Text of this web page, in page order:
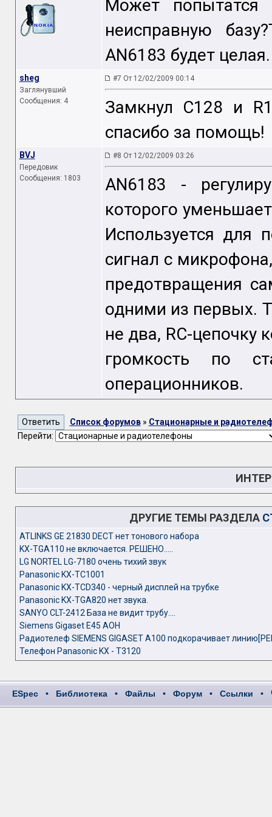
Может попытатся
неисправную
AN6183 будет целая.
sheg
Заглянувший
Сообщения: 4
#7 От 12/02/2009 00:14
Замкнул C128 и
спасибо за помощь!
BVJ
Передовик
Сообщения: 1803
#8 От 12/02/2009 03:26
AN6183 -
которого
Используется для
сигнал с
предотвращения
одними из первых.
не два, RC-цепочку
громкость по
операционников.
Список форумов» Стационарные и
Перейти:
ДРУГИЕ ТЕМЫ РАЗДЕЛА
ATLINKS GE 21830 DECT нет тонового набора
KX-TGA110 не включается. РЕШЕНО.....
LG NORTEL LG-7180 очень тихий звук
Panasonic KX-TC1001
Panasonic KX-TCD340 - черный дисплей на трубке
Panasonic KX-TGA820 нет звука.
SANYO CLT-2412 База не видит трубу....
Siemens Gigaset E45 АОН
Радиотелеф SIEMENS GIGASET A100 подкорачивает
Телефон Panasonic KX - T3120
ESpec • Библиотека • Файлы • Форум • Ссылки •